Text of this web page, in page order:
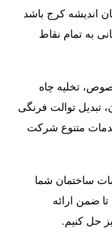
اندیشه کرج باشد
به تمام نقاط
تخلیه چاه
تبدیل توالت فرنگی
متنوع شرکت
ساختمان شما
تا ضمن ارائه
حل کنیم.